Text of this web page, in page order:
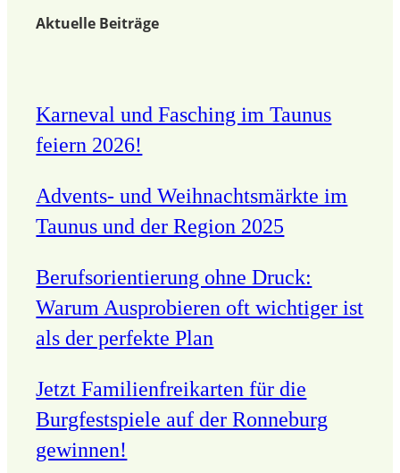
Aktuelle Beiträge
Karneval und Fasching im Taunus
feiern 2026!
Advents- und Weihnachtsmärkte im
Taunus und der Region 2025
Berufsorientierung ohne Druck:
Warum Ausprobieren oft wichtiger ist
als der perfekte Plan
Jetzt Familienfreikarten für die
Burgfestspiele auf der Ronneburg
gewinnen!